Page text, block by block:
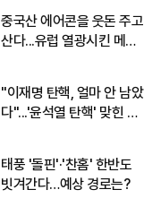
중국산 에어콘을 웃돈 주고
산다...유럽 열광시킨 메이
"이재명 탄핵, 얼마 안 남았
다"...'윤석열 탄핵' 맞힌 무
태풍 '돌핀'·'찬홈' 한반도
빗겨간다…예상 경로는?